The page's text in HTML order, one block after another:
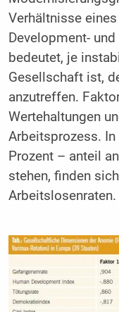
Verhältnisse
Development-
bedeutet, je
Gesellschaft ist,
anzutreffen.
Wertehaltungen
Arbeitsprozess.
Prozent – anteil
stehen, finden
Arbeitslosenraten.